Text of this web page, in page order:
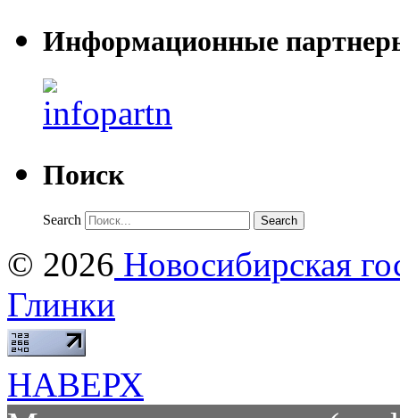
Информационные
Поиск
Search
© 2026 Новосибирская
Глинки
НАВЕРХ